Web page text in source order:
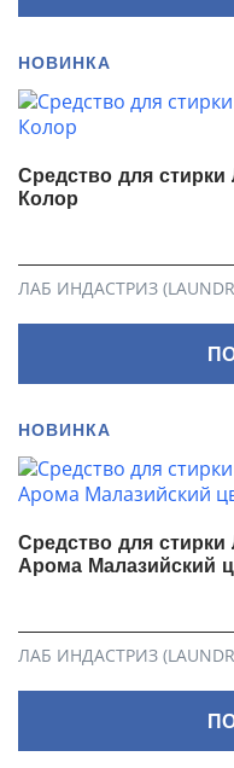
НОВИНКА
Средство для
Колор
ЛАБ ИНДАСТРИЗ
НОВИНКА
Средство для
Арома Малазийский
ЛАБ ИНДАСТРИЗ